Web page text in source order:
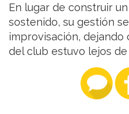
En lugar de construir
sostenido, su gestión
improvisación,
del club estuvo lejos